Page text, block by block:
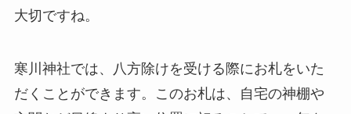
大切ですね。
寒川神社では、八方除けを受ける際にお札をいた
だくことができます。このお札は、自宅の神棚や